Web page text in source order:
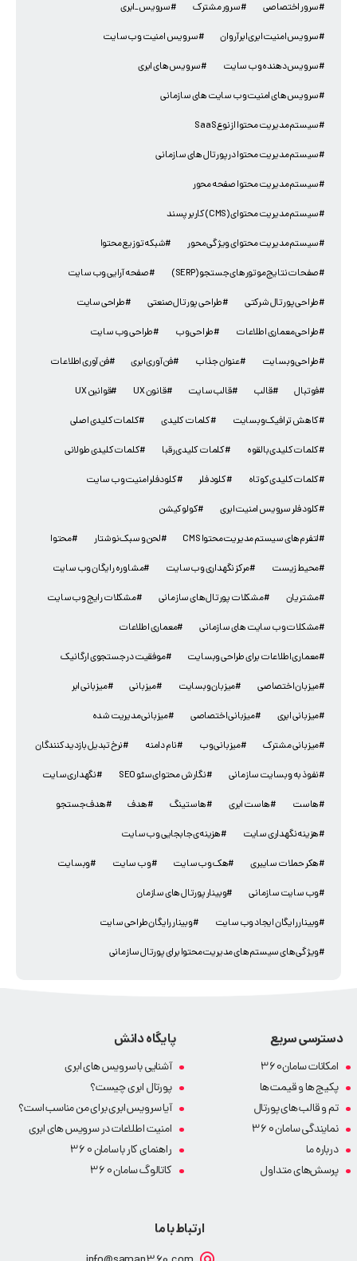
#سرور اختصاصی #سرور مشترک #سرویس_ابری
#سرویس امنیت ابری ابر آروان #سرویس امنیت وب سایت
#سرویس دهنده وب سایت #سرویس های ابری
#سرویس های امنیت وب سایت های سازمانی
#سیستم مدیریت محتوا از نوع SaaS
#سیستم مدیریت محتوا در پورتال های سازمانی
#سیستم مدیریت محتوا صفحه محور
#سیستم مدیریت محتوای(CMS)کاربر پسند
#سیستم مدیریت محتوای ویژگی محور #شبکه توزیع محتوا
#صفحات نتایج موتورهای جستجو (SERP) #صفحه آرایی وب سایت
#طراحی پورتال شرکتی #طراحی پورتال صنعتی #طراحی سایت
#طراحی معماری اطلاعات #طراحی وب #طراحی وب سایت
#طراحی وبسایت #عنوان جذاب #فن آوری ابری #فن آوری اطلاعات
#فوتبال #قالب #قالب سایت #قانون UX #قوانین UX
#کاهش ترافیک وبسایت #کلمات کلیدی #کلمات کلیدی اصلی
#کلمات کلیدی بالقوه #کلمات کلیدی رقبا #کلمات کلیدی طولانی
#کلمات کلیدی کوتاه #کلود فلر #کلود فلر امنیت وب سایت
#کلود فلر سرویس امنیت ابری #کولوکیشن
#لتفرم‌های سیستم مدیریت محتوا CMS #لحن و سبک نوشتار #محتوا
#محیط زیست #مرکز نگهداری وب سایت #مشاوره رایگان وب سایت
#مشتریان #مشکلات پورتال های سازمانی #مشکلات رایج وب سایت
#مشکلات وب سایت های سازمانی #معماری اطلاعات
#معماری اطلاعات برای طراحی وبسایت #موفقیت در جستجوی ارگانیک
#میزبان اختصاصی #میزبان وبسایت #میزبانی #میزبانی ابر
#میزبانی ابری #میزبانی اختصاصی #میزبانی مدیریت شده
#میزبانی مشترک #میزبانی وب #نام دامنه #نرخ تبدیل بازدید کنندگان
#نفوذ به وبسایت سازمانی #نگارش محتوای سئو SEO #نگهداری سایت
#هاست #هاست ابری #هاستینگ #هدف #هدف جستجو
#هزینه نگهداری سایت #هزینه‌ی جابجایی وب سایت
#هکر حملات سایبری #هک وب سایت #وب سایت #وبسایت
#وب سایت سازمانی #وبینار پورتال های سازمان
#وبینار رایگان ایجاد وب سایت #وبینار رایگان طراحی سایت
#ویژگی های سیستم های مدیریت محتوا برای پورتال سازمانی
دسترسی سریع
امکانات سامان360
پکیج ها و قیمت ها
تم و قالب های پورتال
نمایندگی سامان 360
درباره ما
پرسش‌های متداول
پایگاه دانش
آشنایی با سرویس های ابری
پورتال ابری چیست؟
آیا سرویس ابری برای من مناسب است؟
امنیت اطلاعات در سرویس های ابری
راهنمای کار با سامان 360
کاتالوگ سامان 360
ارتباط با ما